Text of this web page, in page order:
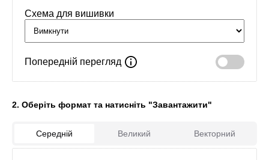
Схема для вишивки
Попередній перегляд
2. Оберіть формат та натисніть "Завантажити"
Середній Великий Векторний